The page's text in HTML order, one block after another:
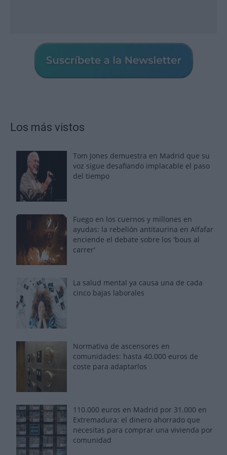
Los más vistos
Tom Jones demuestra en Madrid que su
voz sigue desafiando implacable el paso
del tiempo
Fuego en los cuernos y millones en
ayudas: la rebelión antitaurina en Alfafar
enciende el debate sobre los 'bous al
carrer'
La salud mental ya causa una de cada
cinco bajas laborales
Normativa de ascensores en
comunidades: hasta 40.000 euros de
coste para adaptarlos
110.000 euros en Madrid por 31.000 en
Extremadura: el dinero ahorrado que
necesitas para comprar una vivienda por
comunidad